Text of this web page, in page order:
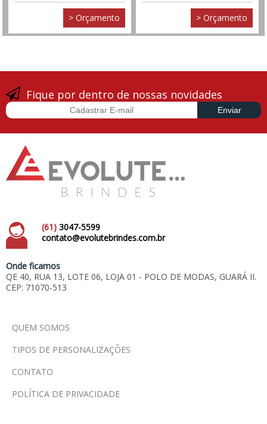
> Orçamento > Orçamento
Fique por dentro de nossas novidades
(61) 3047-5599
contato@evolutebrindes.com.br
Onde ficamos
QE 40, RUA 13, LOTE 06, LOJA 01 - POLO DE MODAS, GUARÁ II.
CEP: 71070-513
QUEM SOMOS
TIPOS DE PERSONALIZAÇÕES
CONTATO
POLÍTICA DE PRIVACIDADE